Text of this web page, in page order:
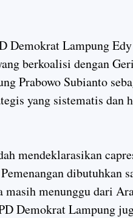
Demokrat Lampung
berkoalisi dengan
Prabowo Subianto
yang sistematis dan
mendeklarasikan
dibutuhkan
menunggu dari
Demokrat Lampung